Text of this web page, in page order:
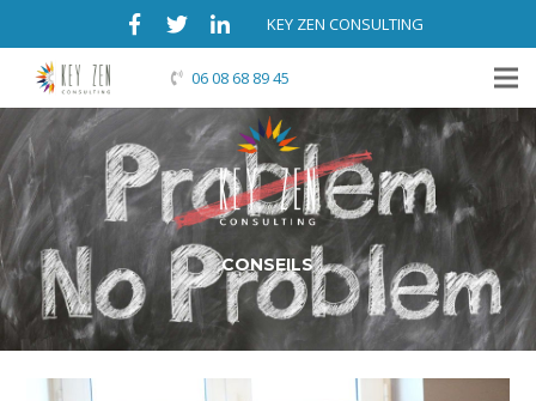
KEY ZEN CONSULTING
06 08 68 89 45
CONSEILS